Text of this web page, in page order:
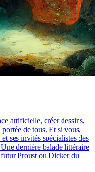
artificielle, créer dessins,
de tous. Et si vous,
ses invités spécialistes des
dernière balade littéraire
Proust ou Dicker du